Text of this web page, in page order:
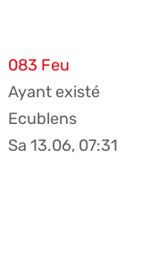
083 Feu
Ayant existé
Ecublens
Sa 13.06, 07:31